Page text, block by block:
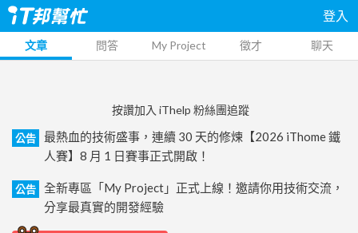
登入
文章 問答 My Project 徵才 聊天
按讚加入 iThelp 粉絲團追蹤
公告
最熱血的技術盛事，連續 30 天的修煉【2026 iThome 鐵
人賽】8 月 1 日賽事正式開啟！
公告
全新專區「My Project」正式上線！邀請你用技術交流，
分享最真實的開發經驗